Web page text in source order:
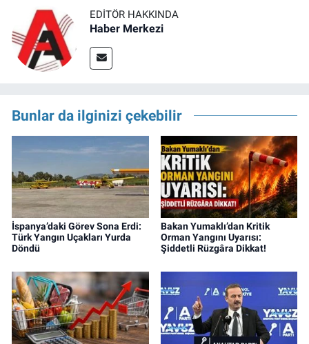
EDITÖR HAKKINDA
Haber Merkezi
Bunlar da ilginizi çekebilir
İspanya’daki Görev Sona Erdi:
Türk Yangın Uçakları Yurda
Döndü
Bakan Yumaklı’dan Kritik
Orman Yangını Uyarısı:
Şiddetli Rüzgâra Dikkat!